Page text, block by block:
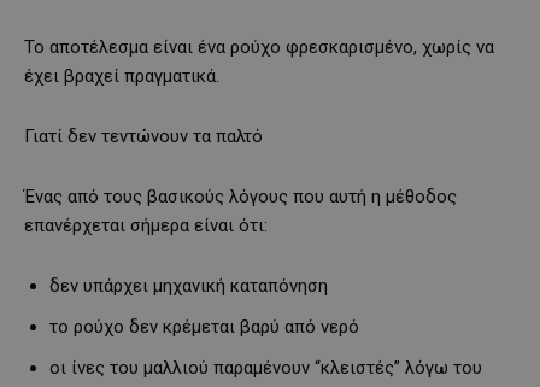
Το αποτέλεσμα είναι ένα ρούχο φρεσκαρισμένο, χωρίς να
έχει βραχεί πραγματικά.
Γιατί δεν τεντώνουν τα παλτό
Ένας από τους βασικούς λόγους που αυτή η μέθοδος
επανέρχεται σήμερα είναι ότι:
δεν υπάρχει μηχανική καταπόνηση
το ρούχο δεν κρέμεται βαρύ από νερό
οι ίνες του μαλλιού παραμένουν “κλειστές” λόγω του